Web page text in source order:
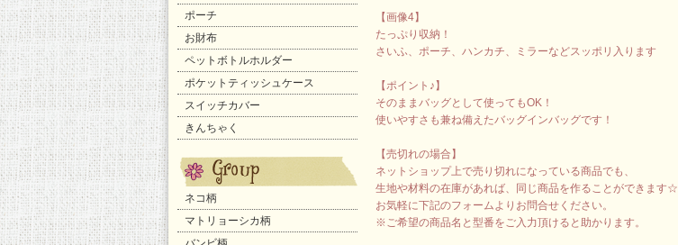
ポーチ
お財布
ペットボトルホルダー
ポケットティッシュケース
スイッチカバー
きんちゃく
ネコ柄
マトリョーシカ柄
【画像4】
たっぷり収納！
さいふ、ポーチ、ハンカチ、ミラーなどスッポリ入ります
【ポイント♪】
そのままバッグとして使ってもOK！
使いやすさも兼ね備えたバッグインバッグです！
【売切れの場合】
ネットショップ上で売り切れになっている商品でも、
生地や材料の在庫があれば、同じ商品を作ることができます☆
お気軽に下記のフォームよりお問合せください。
※ご希望の商品名と型番をご入力頂けると助かります。